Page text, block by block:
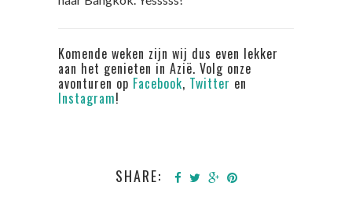
Komende weken zijn wij dus even lekker
aan het genieten in Azië. Volg onze
avonturen op Facebook, Twitter en
Instagram!
SHARE: